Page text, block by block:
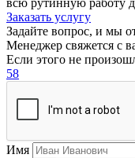
всю рутинную работу
Заказать услугу
Задайте вопрос, и мы
Менеджер свяжется с
Если этого не
58
Имя